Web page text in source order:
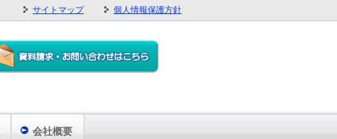
サイトマップ 個人情報保護方針
会社概要